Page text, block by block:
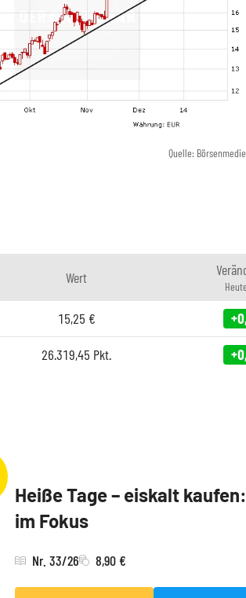
Quelle:
Wert
15,25 €
26.319,45 Pkt.
Heiße Tage – eiskalt
im Fokus
Nr. 33/26 8,90 €